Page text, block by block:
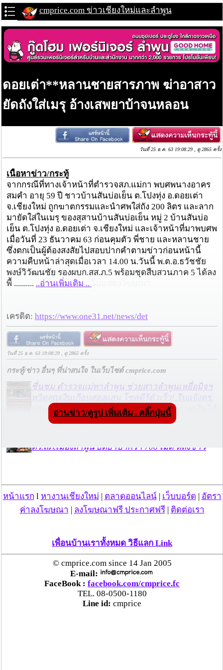
cmprice.com ข่าวเชียงใหม่และลำพูน
ดอยเต่า**หลานชายสารภาพ ฆ่าอาสาว
ยัดถังใส่เมรุ อ้างเสพยาบ้าจนหลอน
วันที่ 25 ธ.ค. 63 19:08:29 , ดู 2865 ครั้ง
เนื้อหาข่าว/กระทู้
จากกรณีที่ทางเจ้าหน้าที่ตำรวจสภ.แม่กา พบศพนางอาคร
สมคำ อายุ 59 ปี ชาวบ้านสันบ่อเย็น ต.โปงทุ่ง อ.ดอยเต่า
จ.เชียงใหม่ ถูกฆาตกรรมและนำศพใส่ถัง 200 ลิตร และลาก
มายัดใส่ในเมรุ ของสุสานบ้านสันบ่อเย็น หมู่ 2 บ้านสันบ่อ
เย็น ต.โปงทุ่ง อ.ดอยเต่า จ.เชียงใหม่ และเจ้าหน้าที่มาพบศพ
เมื่อวันที่ 23 ธันวาคม 63 ก่อนคุมตัว พี่ชาย และหลานชาย
ซึ่งตกเป็นผู้ต้องสงสัยไปสอบปากคำตามข่าวก่อนหน้านี้
ความคืบหน้าล่าสุดเมื่อเวลา 14.00 น.วันนี้ พ.ต.อ.ธวัชชัย
พงษ์วิวัฒนชัย รองผบก.สส.ภ.5 พร้อมชุดสืบสวนภาค 5 ได้ลง
พื้ .......... ..อ่านเพิ่มเติม ..
เครดิต: https://www.one31.net/news/det
วันที่ 25 ธ.ค. 63 19:08:29 , ดู 2865 ครั้ง
กระทู้/ข่าว อื่นๆ ที่น่าสนใจ ในเว็บไซต์ cmprice.com
ชื่นชม ตำรวจแม่ทาลำพูน ช่วยสาวลำพูนเหยื่อมิจฯ
หวิดสูญเงินเกือบสองแสน โชคดีรู้ตัวเร็ว! รีบแจ้งตร.
ประสาน สตช.สายด่วน 1441 อายัดบัญชี-ตามเงินได้
ตร.สภ.เมืองลำพูน ยึดยาบ้ากว่า 700 เม็ด หลังชาว
แม่สะเรียง ลุยตรวจ “สกุชชี่“ ของเล่นอันตราย พบไร้
มาตรฐานเสี่ยงอันตราย สั่งห้ามขาย-เตือนภัยผู้
“ลาว” ส่ง “24 คนไทย” กลับประเทศผ่านด่าน
เชียงของ เพื่อดำเนินการตามกฎหมาย พบส่วนใหญ่มี
เอี่ยวแก๊งคอลเซ็นเตอร์
“ตรีนุช” เปิดตัวระบบ “e-WorkPermit” ลงทะเบียน
แรงงานต่างด้าวออนไลน์ ให้บริการ 24 ชั่วโมงทั่ว
อ่านข่าว/ดูรูป เพิ่มเติม . คลิ๊กปุ่มนี้
หน้าแรก l หางานเชียงใหม่ ตลาดออนไลน์| เว็บบอร์ด
อัตรา
ค่าลงโฆษณา
ลงโฆษณาฟรี ประกาศฟรี| ติดต่อเรา
เพื่อนบ้านเราทั้งหมด วิธีแลก Link
© cmprice.com since 14 Jan 2005
E-mail:
FaceBook : facebook.com/cmprice.fc
TEL. 08-0500-1180
Line id: cmprice